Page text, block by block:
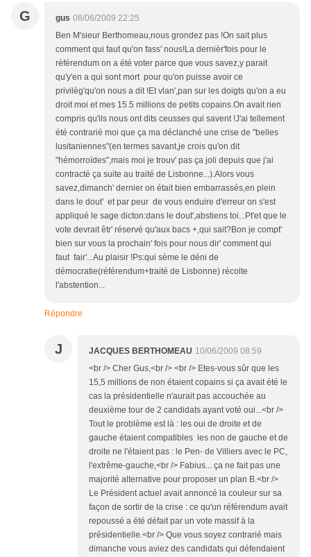
G gus 08/06/2009 22:25
Ben M'sieur Berthomeau,nous grondez pas !On sait plus
comment qui faut qu'on fass' nous!La dernièr'fois pour le
référendum on a été voter parce que vous savez,y parait
qu'y'en a qui sont mort pour qu'on puisse avoir ce
privilèg'qu'on nous a dit !Et vlan',pan sur les doigts qu'on a eu
droit moi et mes 15.5 millions de petits copains.On avait rien
compris qu'ils nous ont dits ceusses qui savent !J'ai tellement
été contrarié moi que ça ma déclanché une crise de "belles
lusitaniennes"(en termes savant,je crois qu'on dit
"hémorroïdes",mais moi je trouv' pas ça joli depuis que j'ai
contracté ça suite au traité de Lisbonne...).Alors vous
savez,dimanch' dernier on était bien embarrassés,en plein
dans le dout' et par peur de vous enduire d'erreur on s'est
appliqué le sage dicton:dans le dout',abstiens toi...Pt'et que le
vote devrait êtr' réservé qu'aux bacs +,qui sait?Bon je compt'
bien sur vous la prochain' fois pour nous dir' comment qui
faut fair'...Au plaisir !Ps:qui sème le déni de
démocratie(référendum+traité de Lisbonne) récolte
l'abstention...
Répondre
J JACQUES BERTHOMEAU 10/06/2009 08:59
<br /> Cher Gus,<br /> <br /> Etes-vous sûr que les
15,5 millions de non étaient copains si ça avait été le
cas la présidentielle n'aurait pas accouchée au
deuxième tour de 2 candidats ayant voté oui...<br />
Tout le problème est là : les oui de droite et de
gauche étaient compatibles les non de gauche et de
droite ne l'étaient pas : le Pen- de Villiers avec le PC,
l'extrême-gauche,<br /> Fabius... ça ne fait pas une
majorité alternative pour proposer un plan B.<br />
Le Président actuel avait annoncé la couleur sur sa
façon de sortir de la crise : ce qu'un référendum avait
repoussé a été défait par un vote massif à la
présidentielle.<br /> Que vous soyez contrarié mais
dimanche vous aviez des candidats qui défendaient